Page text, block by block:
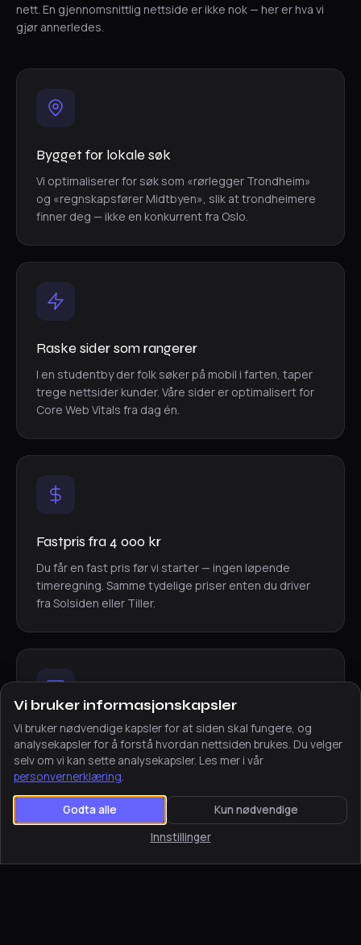
nett. En gjennomsnittlig nettside er ikke nok — her er hva vi
gjør annerledes.
Bygget for lokale søk
Vi optimaliserer for søk som «rørlegger Trondheim»
og «regnskapsfører Midtbyen», slik at trondheimere
finner deg — ikke en konkurrent fra Oslo.
Raske sider som rangerer
I en studentby der folk søker på mobil i farten, taper
trege nettsider kunder. Våre sider er optimalisert for
Core Web Vitals fra dag én.
Fastpris fra 4 000 kr
Du får en fast pris før vi starter — ingen løpende
timeregning. Samme tydelige priser enten du driver
fra Solsiden eller Tiller.
Digital prosess, null reising
Hele leveransen skjer over video og e-post. Du får
tett oppfølging uten at noen må ta turen over Dovre
eller sitte fast i kø på E6.
Vi bruker informasjonskapsler
Vi bruker nødvendige kapsler for at siden skal fungere, og
analysekapsler for å forstå hvordan nettsiden brukes. Du velger
selv om vi kan sette analysekapsler. Les mer i vår
personvernerklæring.
Godta alle
Kun nødvendige
Innstillinger